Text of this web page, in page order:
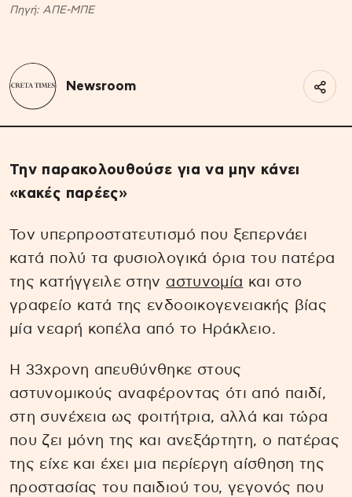
Πηγή: ΑΠΕ-ΜΠΕ
Newsroom
Την παρακολουθούσε για να μην κάνει
«κακές παρέες»
Τον υπερπροστατευτισμό που ξεπερνάει
κατά πολύ τα φυσιολογικά όρια του πατέρα
της κατήγγειλε στην αστυνομία και στο
γραφείο κατά της ενδοοικογενειακής βίας
μία νεαρή κοπέλα από το Ηράκλειο.
Η 33χρονη απευθύνθηκε στους
αστυνομικούς αναφέροντας ότι από παιδί,
στη συνέχεια ως φοιτήτρια, αλλά και τώρα
που ζει μόνη της και ανεξάρτητη, ο πατέρας
της είχε και έχει μια περίεργη αίσθηση της
προστασίας του παιδιού του, γεγονός που